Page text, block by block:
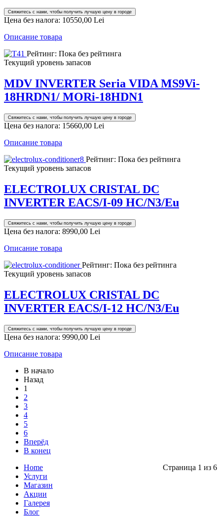
Свяжитесь с нами, чтобы получить лучшую цену в городе
Цена без налога: 10550,00 Lei
Описание товара
Рейтинг: Пока без рейтинга
Текущий уровень запасов
MDV INVERTER Seria VIDA MS9Vi-
18HRDN1/ MORi-18HDN1
Свяжитесь с нами, чтобы получить лучшую цену в городе
Цена без налога: 15660,00 Lei
Описание товара
Рейтинг: Пока без рейтинга
Текущий уровень запасов
ELECTROLUX CRISTAL DC
INVERTER EACS/I-09 HC/N3/Eu
Свяжитесь с нами, чтобы получить лучшую цену в городе
Цена без налога: 8990,00 Lei
Описание товара
Рейтинг: Пока без рейтинга
Текущий уровень запасов
ELECTROLUX CRISTAL DC
INVERTER EACS/I-12 HC/N3/Eu
Свяжитесь с нами, чтобы получить лучшую цену в городе
Цена без налога: 9990,00 Lei
Описание товара
В начало
Назад
1
2
3
4
5
6
Вперёд
В конец
Страница 1 из 6
Home
Услуги
Магазин
Акции
Галерея
Блог